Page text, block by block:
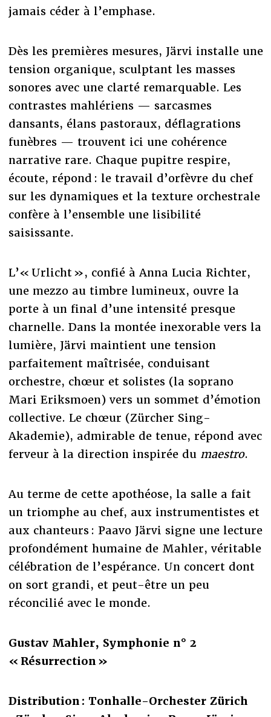
jamais céder à l’emphase.
Dès les premières mesures, Järvi installe une
tension organique, sculptant les masses
sonores avec une clarté remarquable. Les
contrastes mahlériens — sarcasmes
dansants, élans pastoraux, déflagrations
funèbres — trouvent ici une cohérence
narrative rare. Chaque pupitre respire,
écoute, répond : le travail d’orfèvre du chef
sur les dynamiques et la texture orchestrale
confère à l’ensemble une lisibilité
saisissante.
L’« Urlicht », confié à Anna Lucia Richter,
une mezzo au timbre lumineux, ouvre la
porte à un final d’une intensité presque
charnelle. Dans la montée inexorable vers la
lumière, Järvi maintient une tension
parfaitement maîtrisée, conduisant
orchestre, chœur et solistes (la soprano
Mari Eriksmoen) vers un sommet d’émotion
collective. Le chœur (Zürcher Sing-
Akademie), admirable de tenue, répond avec
ferveur à la direction inspirée du maestro.
Au terme de cette apothéose, la salle a fait
un triomphe au chef, aux instrumentistes et
aux chanteurs : Paavo Järvi signe une lecture
profondément humaine de Mahler, véritable
célébration de l’espérance. Un concert dont
on sort grandi, et peut-être un peu
réconcilié avec le monde.
Gustav Mahler, Symphonie n° 2
« Résurrection »
Distribution : Tonhalle-Orchester Zürich